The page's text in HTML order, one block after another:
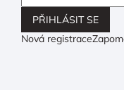
PŘIHLÁSIT SE
Nová registrace